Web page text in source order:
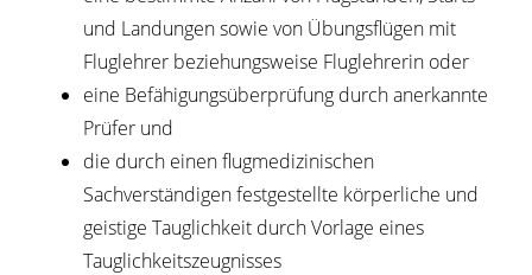
und Landungen sowie von Übungsflügen mit
Fluglehrer beziehungsweise Fluglehrerin oder
eine Befähigungsüberprüfung durch anerkannte
Prüfer und
die durch einen flugmedizinischen
Sachverständigen festgestellte körperliche und
geistige Tauglichkeit durch Vorlage eines
Tauglichkeitszeugnisses